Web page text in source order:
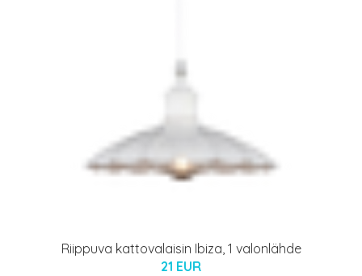
Riippuva kattovalaisin Ibiza, 1 valonlähde
21 EUR